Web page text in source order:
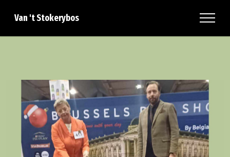
Van 't Stokerybos